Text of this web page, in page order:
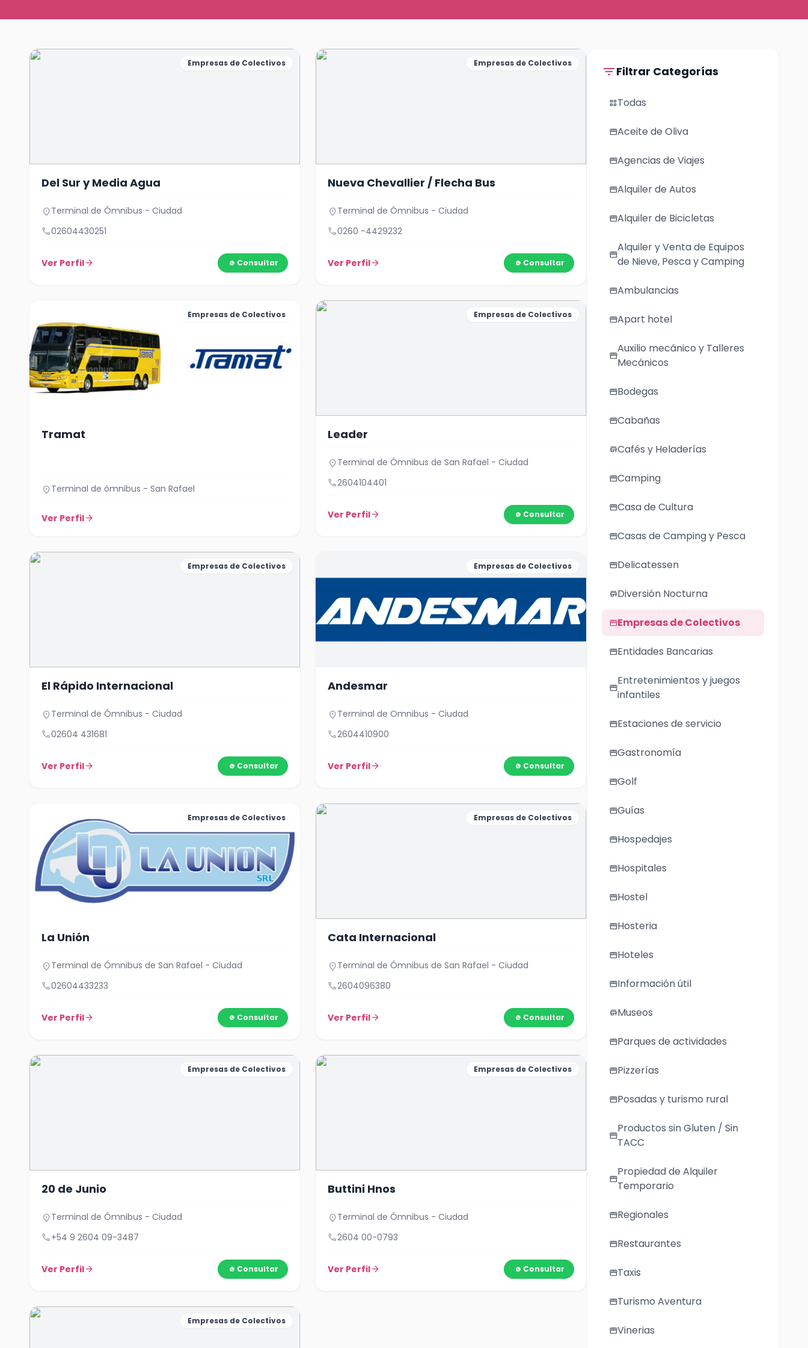
Empresas de Colectivos
Del Sur y Media Agua
location_onTerminal de Ómnibus - Ciudad
call02604430251
Ver Perfilarrow_forward Consultar
Empresas de Colectivos
Nueva Chevallier / Flecha Bus
location_onTerminal de Ómnibus - Ciudad
call0260 -4429232
Ver Perfilarrow_forward Consultar
Empresas de Colectivos
Tramat
location_onTerminal de ómnibus - San Rafael
Ver Perfilarrow_forward
Empresas de Colectivos
Leader
location_onTerminal de Ómnibus de San Rafael - Ciudad
call2604104401
Ver Perfilarrow_forward Consultar
Empresas de Colectivos
El Rápido Internacional
location_onTerminal de Ómnibus - Ciudad
call02604 431681
Ver Perfilarrow_forward Consultar
Empresas de Colectivos
Andesmar
location_onTerminal de Omnibus - Ciudad
call2604410900
Ver Perfilarrow_forward Consultar
Empresas de Colectivos
La Unión
location_onTerminal de Ómnibus de San Rafael - Ciudad
call02604433233
Ver Perfilarrow_forward Consultar
Empresas de Colectivos
Cata Internacional
location_onTerminal de Ómnibus de San Rafael - Ciudad
call2604096380
Ver Perfilarrow_forward Consultar
Empresas de Colectivos
20 de Junio
location_onTerminal de Ómnibus - Ciudad
call+54 9 2604 09-3487
Ver Perfilarrow_forward Consultar
Empresas de Colectivos
Buttini Hnos
location_onTerminal de Ómnibus - Ciudad
call2604 00-0793
Ver Perfilarrow_forward Consultar
Empresas de Colectivos
filter_listFiltrar Categorías
grid_viewTodas
storefrontAceite de Oliva
storefrontAgencias de Viajes
storefrontAlquiler de Autos
storefrontAlquiler de Bicicletas
storefront
Alquiler y Venta de Equipos
de Nieve, Pesca y Camping
storefrontAmbulancias
storefrontApart hotel
storefront
Auxilio mecánico y Talleres
Mecánicos
storefrontBodegas
storefrontCabañas
storeCafés y Heladerías
storefrontCamping
storefrontCasa de Cultura
storefrontCasas de Camping y Pesca
storefrontDelicatessen
storeDiversión Nocturna
storefrontEmpresas de Colectivos
storefrontEntidades Bancarias
storefront
Entretenimientos y juegos
infantiles
storefrontEstaciones de servicio
storefrontGastronomía
storefrontGolf
storefrontGuías
storefrontHospedajes
storefrontHospitales
storefrontHostel
storefrontHosteria
storefrontHoteles
storefrontInformación útil
storeMuseos
storefrontParques de actividades
storefrontPizzerías
storefrontPosadas y turismo rural
storefront
Productos sin Gluten / Sin
TACC
storefront
Propiedad de Alquiler
Temporario
storefrontRegionales
storefrontRestaurantes
storefrontTaxis
storefrontTurismo Aventura
storefrontVinerias